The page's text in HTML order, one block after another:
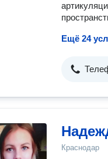
Ещё 24
Краснодар